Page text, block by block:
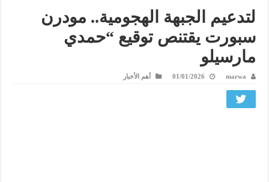
لتدعيم الجبهة الهجومية.. مودرن
سبورت يقتنص توقيع “حمدي
مارسيلو
marwa
01/01/2026 أهم الأخبار